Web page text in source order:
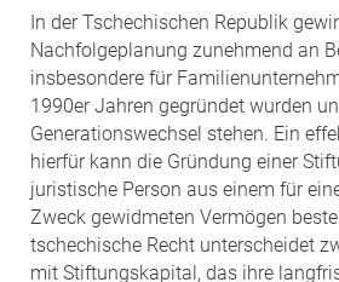
In der Tschechischen Republik
Nachfolgeplanung zunehmend an
insbesondere für
1990er Jahren gegründet wurden
Generationswechsel stehen. Ein
hierfür kann die Gründung einer
juristische Person aus einem für
Zweck gewidmeten Vermögen
tschechische Recht unterscheidet
mit Stiftungskapital, das ihre